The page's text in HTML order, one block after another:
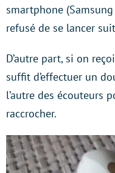
smartphone
refusé de se lancer
D’autre part, si on
suffit d’effectuer un
l’autre des écouteurs
raccrocher.